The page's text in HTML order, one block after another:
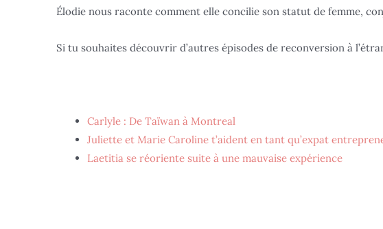
Élodie nous raconte comment elle concilie son statut de femme,
Si tu souhaites découvrir d’autres épisodes de reconversion à
Carlyle : De Taïwan à Montreal
Juliette et Marie Caroline t’aident en tant qu’expat
Laetitia se réoriente suite à une mauvaise expérience